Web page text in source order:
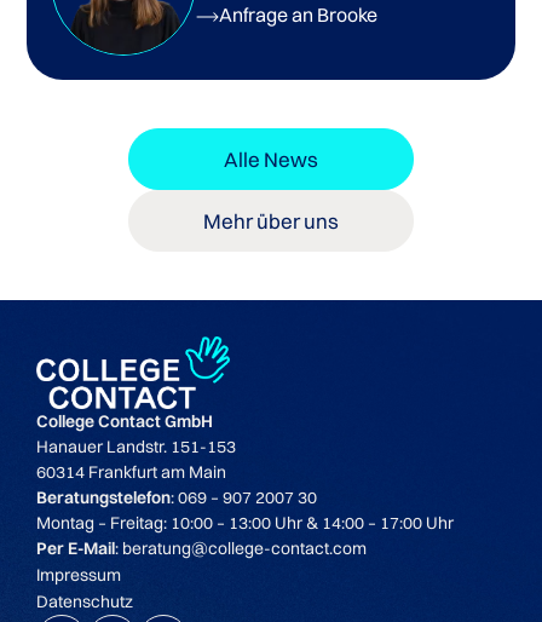
Anfrage an Brooke
Alle News
Mehr über uns
College Contact GmbH
Hanauer Landstr. 151-153
60314 Frankfurt am Main
Beratungstelefon: 069 – 907 2007 30
Montag – Freitag: 10:00 – 13:00 Uhr & 14:00 – 17:00 Uhr
Per E-Mail: beratung@college-contact.com
Impressum
Datenschutz